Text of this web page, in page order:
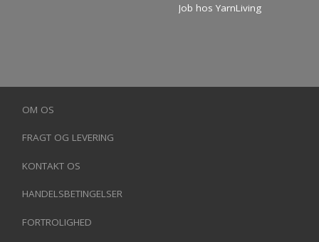
Job hos YarnLiving
OM OS
FRAGT OG LEVERING
KONTAKT OS
HANDELSBETINGELSER
FORTROLIGHED